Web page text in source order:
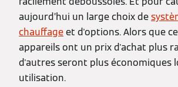
aujourd’hui un large choix de
chauffageet d'options. Alors que
appareils ont un prix d'achat plus
d'autres seront plus économiques
utilisation.